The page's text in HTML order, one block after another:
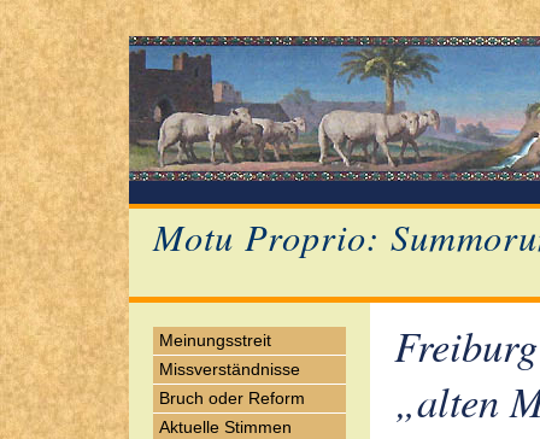
Motu Proprio:
Meinungsstreit
Missverständnisse
Bruch oder Reform
Aktuelle Stimmen
„alten